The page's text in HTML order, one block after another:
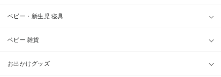
ベビー・新生児 寝具
ベビー 雑貨
お出かけグッズ